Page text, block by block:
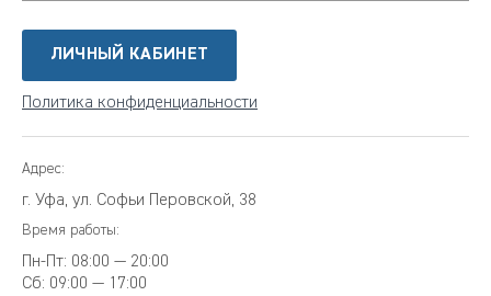
ЛИЧНЫЙ КАБИНЕТ
Политика конфиденциальности
Адрес:
г. Уфа, ул. Софьи Перовской, 38
Время работы:
Пн-Пт: 08:00 — 20:00
Сб: 09:00 — 17:00